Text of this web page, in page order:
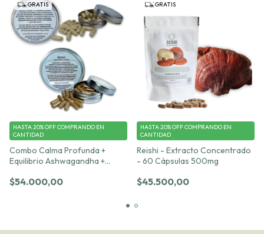
GRATIS
Combo Calma Profunda +
Equilibrio Ashwagandha +
mg
$54.000,00
HASTA 20% OFFCOMPRANDO EN
CANTIDAD
GRATIS
Reishi - Extracto Concentrado
- 60 Cápsulas 500mg
$45.500,00
HASTA 20% OFFCOMPRANDO EN
CANTIDAD